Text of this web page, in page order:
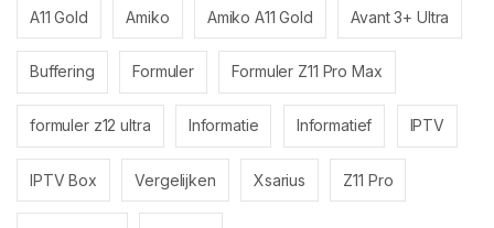
A11 Gold Amiko Amiko A11 Gold Avant 3+ Ultra
Buffering Formuler Formuler Z11 Pro Max
formuler z12 ultra Informatie Informatief IPTV
IPTV Box Vergelijken Xsarius Z11 Pro